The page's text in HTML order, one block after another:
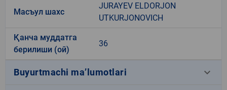
Масъул шахс
JURAYEV ELDORJON
UTKURJONOVICH
Қанча муддатга
берилиши (ой)
36
Buyurtmachi ma’lumotlari keyboard_arrow_down